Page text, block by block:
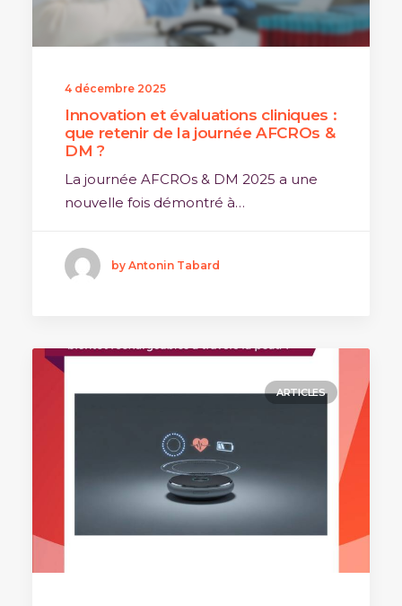
4 décembre 2025
Innovation et évaluations cliniques :
que retenir de la journée AFCROs &
DM ?
La journée AFCROs & DM 2025 a une
nouvelle fois démontré à…
by Antonin Tabard
ARTICLES